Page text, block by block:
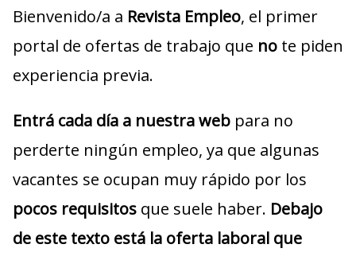
Bienvenido/a a Revista Empleo, el primer
portal de ofertas de trabajo que no te piden
experiencia previa.
Entrá cada día a nuestra web para no
perderte ningún empleo, ya que algunas
vacantes se ocupan muy rápido por los
pocos requisitos que suele haber. Debajo
de este texto está la oferta laboral que